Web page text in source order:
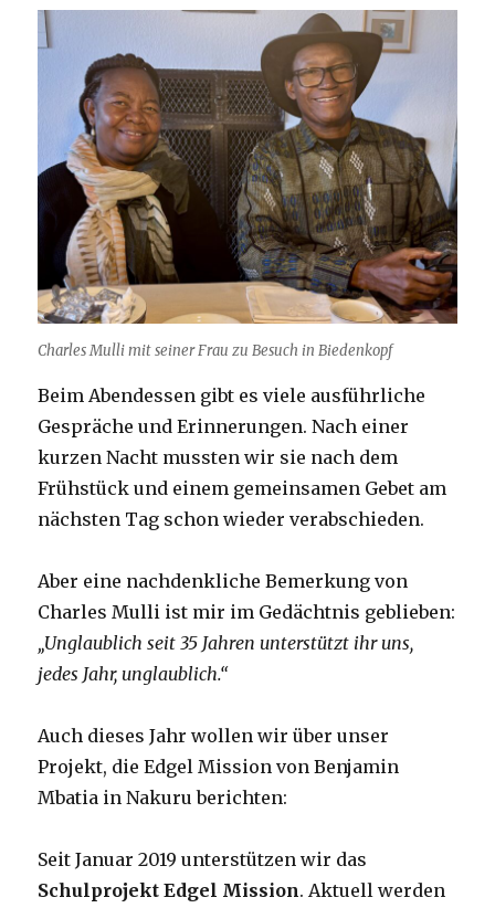
Charles Mulli mit seiner Frau zu Besuch in Biedenkopf
Beim Abendessen gibt es viele ausführliche
Gespräche und Erinnerungen. Nach einer
kurzen Nacht mussten wir sie nach dem
Frühstück und einem gemeinsamen Gebet am
nächsten Tag schon wieder verabschieden.
Aber eine nachdenkliche Bemerkung von
Charles Mulli ist mir im Gedächtnis geblieben:
„Unglaublich seit 35 Jahren unterstützt ihr uns,
jedes Jahr, unglaublich.“
Auch dieses Jahr wollen wir über unser
Projekt, die Edgel Mission von Benjamin
Mbatia in Nakuru berichten:
Seit Januar 2019 unterstützen wir das
Schulprojekt Edgel Mission. Aktuell werden